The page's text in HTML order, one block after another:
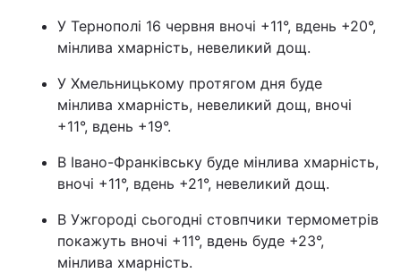
Інтерв'ю Думки
Контакти
Послуги
У Тернополі 16 червня вночі +11°, вдень +20°,
мінлива хмарність, невеликий дощ.
У Хмельницькому протягом дня буде
мінлива хмарність, невеликий дощ, вночі
+11°, вдень +19°.
В Івано-Франківську буде мінлива хмарність,
вночі +11°, вдень +21°, невеликий дощ.
В Ужгороді сьогодні стовпчики термометрів
покажуть вночі +11°, вдень буде +23°,
мінлива хмарність.